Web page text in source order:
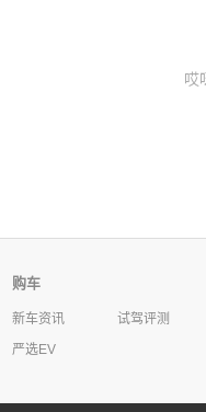
哎
购车
新车资讯
试驾评测
严选EV